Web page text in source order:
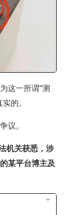
这一所谓“测
的。
议。
机关获悉，涉
某平台博主及